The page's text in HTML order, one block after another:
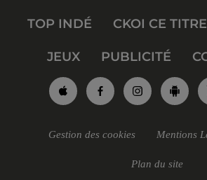
TOP INDÉ CKOI CE
JEUX PUBLICITÉ
Gestion des cookies Mentions
Plan du site